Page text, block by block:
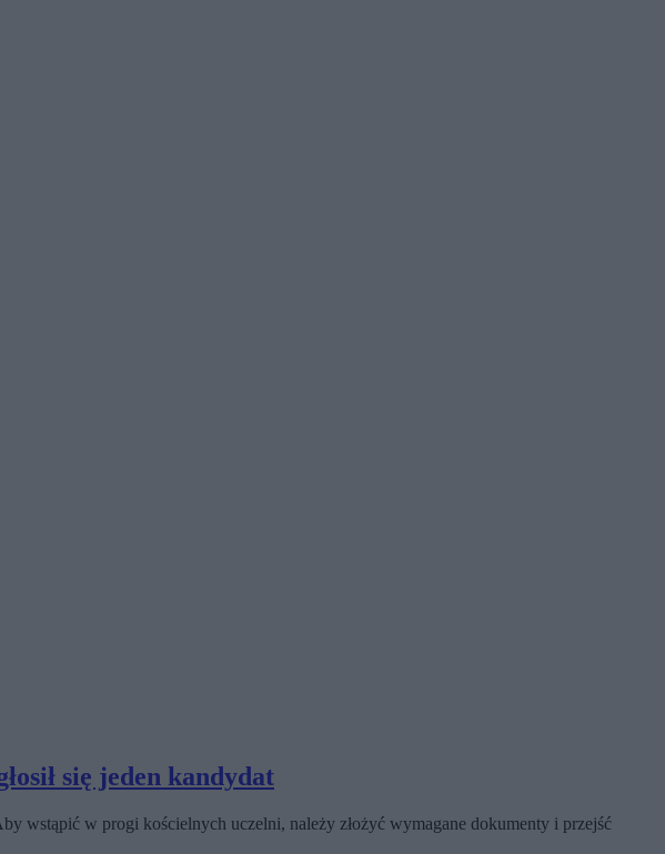
się jeden kandydat
wstąpić w progi kościelnych uczelni, należy złożyć wymagane dokumenty i przejść